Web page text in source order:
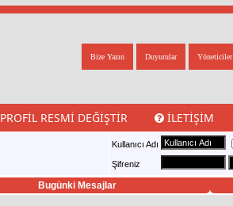
Yöneticiler
Duyurular
Bize Yazın
PROFIL RESMI DEĞIŞTIR İLETIŞIM
Kullanıcı Adı
Şifreniz
Bugünki Mesajlar